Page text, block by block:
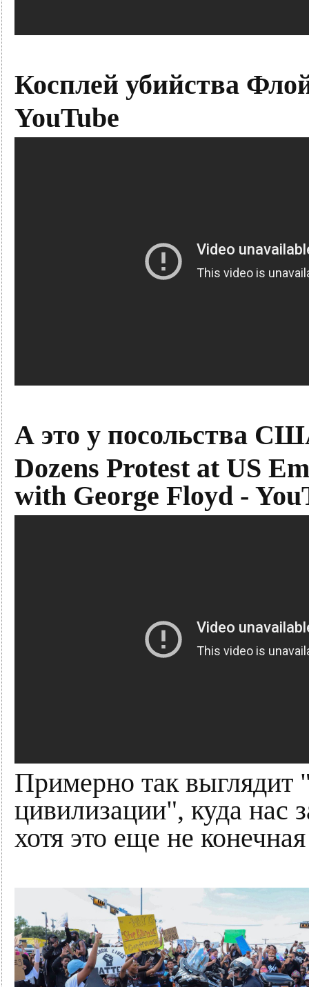
Косплей убийства
YouTube
А это у посольства
Dozens Protest at US
with George Floyd -
Примерно так выглядит
цивилизации", куда нас
хотя это еще не